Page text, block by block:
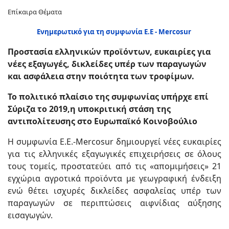
Επίκαιρα Θέματα
Ενημερωτικό για τη συμφωνία Ε.Ε - Mercosur
Προστασία ελληνικών προϊόντων, ευκαιρίες για
νέες εξαγωγές, δικλείδες υπέρ των παραγωγών
και ασφάλεια στην ποιότητα των τροφίμων.
Το πολιτικό πλαίσιο της συμφωνίας υπήρχε επί
Σύριζα το 2019,η υποκριτική στάση της
αντιπολίτευσης στο Ευρωπαϊκό Κοινοβούλιο
Η συμφωνία Ε.Ε.-Mercosur δημιουργεί νέες ευκαιρίες
για τις ελληνικές εξαγωγικές επιχειρήσεις σε όλους
τους τομείς, προστατεύει από τις «απομιμήσεις» 21
εγχώρια αγροτικά προϊόντα με γεωγραφική ένδειξη
ενώ θέτει ισχυρές δικλείδες ασφαλείας υπέρ των
παραγωγών σε περιπτώσεις αιφνίδιας αύξησης
εισαγωγών.